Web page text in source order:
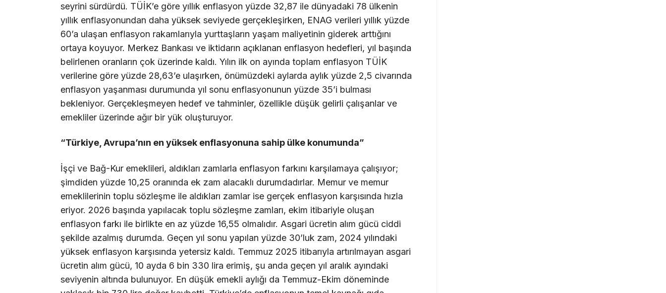
seyrini sürdürdü. TÜİK’e göre yıllık enflasyon yüzde 32,87 ile dünyadaki 78 ülkenin
yıllık enflasyonundan daha yüksek seviyede gerçekleşirken, ENAG verileri yıllık yüzde
60’a ulaşan enflasyon rakamlarıyla yurttaşların yaşam maliyetinin giderek arttığını
ortaya koyuyor. Merkez Bankası ve iktidarın açıklanan enflasyon hedefleri, yıl başında
belirlenen oranların çok üzerinde kaldı. Yılın ilk on ayında toplam enflasyon TÜİK
verilerine göre yüzde 28,63’e ulaşırken, önümüzdeki aylarda aylık yüzde 2,5 civarında
enflasyon yaşanması durumunda yıl sonu enflasyonunun yüzde 35’i bulması
bekleniyor. Gerçekleşmeyen hedef ve tahminler, özellikle düşük gelirli çalışanlar ve
emekliler üzerinde ağır bir yük oluşturuyor.
“Türkiye, Avrupa’nın en yüksek enflasyonuna sahip ülke konumunda”
İşçi ve Bağ-Kur emeklileri, aldıkları zamlarla enflasyon farkını karşılamaya çalışıyor;
şimdiden yüzde 10,25 oranında ek zam alacaklı durumdadırlar. Memur ve memur
emeklilerinin toplu sözleşme ile aldıkları zamlar ise gerçek enflasyon karşısında hızla
eriyor. 2026 başında yapılacak toplu sözleşme zamları, ekim itibariyle oluşan
enflasyon farkı ile birlikte en az yüzde 16,55 olmalıdır. Asgari ücretin alım gücü ciddi
şekilde azalmış durumda. Geçen yıl sonu yapılan yüzde 30’luk zam, 2024 yılındaki
yüksek enflasyon karşısında yetersiz kaldı. Temmuz 2025 itibarıyla artırılmayan asgari
ücretin alım gücü, 10 ayda 6 bin 330 lira erimiş, şu anda geçen yıl aralık ayındaki
seviyenin altında bulunuyor. En düşük emekli aylığı da Temmuz-Ekim döneminde